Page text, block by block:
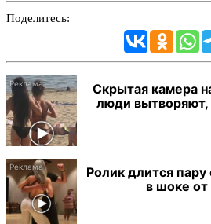
Поделитесь:
Скрытая камера
люди вытворяют,
Ролик длится
в шоке от